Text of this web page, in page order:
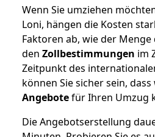
Wenn Sie umziehen
Loni, hängen die Kosten
Faktoren ab, wie der
den Zollbestimmungen im
Zeitpunkt des
können Sie sicher sein,
Angebotefür Ihren Umzug
Die Angebotserstellung